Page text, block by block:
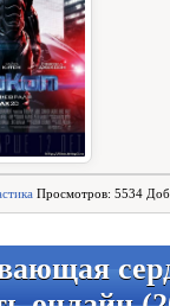
Просмотров: 5534